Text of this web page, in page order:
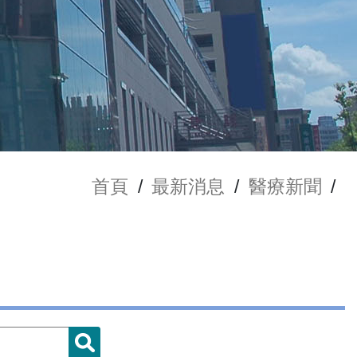
首頁 / 最新消息 / 醫療新聞 /